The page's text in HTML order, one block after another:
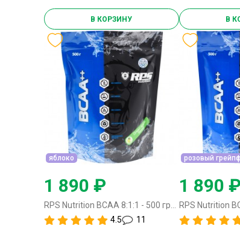
В КОРЗИНУ В
яблоко
1 890 ₽
4.5
11
розовый
1 890 ₽